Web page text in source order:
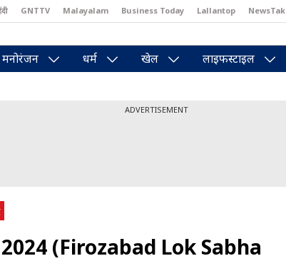
GNTTV Malayalam Business Today Lallantop NewsTak
मनोरंजन धर्म खेल लाइफस्टाइल
ADVERTISEMENT
(Firozabad Lok Sabha